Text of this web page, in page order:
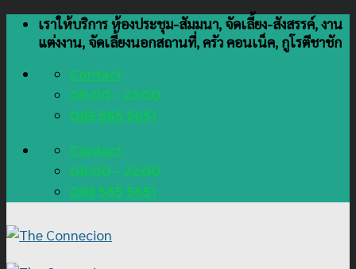
Skip
เราให้บริการ ห้องประชุม-สัมมนา, จัดเลี้ยง-สังสรรค์, งาน
แต่งงาน, จัดเลี้ยงนอกสถานที่, ครัว คอนเน็ค, กูโรตีชาชัก
Contact
08:00 - 22:00
083 565 5651
Contact
08:00 - 22:00
083 565 5651